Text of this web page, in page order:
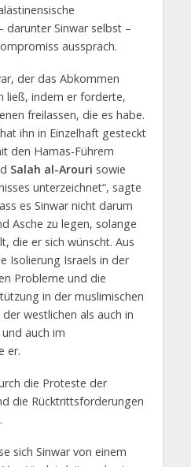
darunter Sinwar selbst –
aussprach.
der das Abkommen
ließ, indem er forderte,
freilassen, die es habe.
ihn in Einzelhaft gesteckt
den Hamas-Führern
Salah al-Arouri sowie
unterzeichnet“, sagte
es Sinwar nicht darum
Asche zu legen, solange
die er sich wünscht. Aus
Isolierung Israels in der
Probleme und die
in der muslimischen
westlichen als auch in
auch im
er.
die Proteste der
die Rücktrittsforderungen
sich Sinwar von einem